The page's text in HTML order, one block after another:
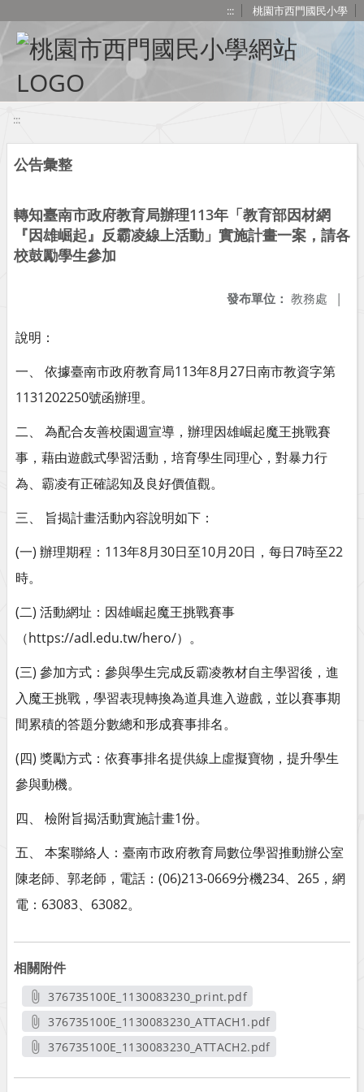
::: 桃園市西門國民小學
:::
公告彙整
轉知臺南市政府教育局辦理113年「教育部因材網
『因雄崛起』反霸凌線上活動」實施計畫一案，請各
校鼓勵學生參加
發布單位： 教務處 |
說明：
一、 依據臺南市政府教育局113年8月27日南市教資字第
1131202250號函辦理。
二、 為配合友善校園週宣導，辦理因雄崛起魔王挑戰賽
事，藉由遊戲式學習活動，培育學生同理心，對暴力行
為、霸凌有正確認知及良好價值觀。
三、 旨揭計畫活動內容說明如下：
(一) 辦理期程：113年8月30日至10月20日，每日7時至22
時。
(二) 活動網址：因雄崛起魔王挑戰賽事
（https://adl.edu.tw/hero/）。
(三) 參加方式：參與學生完成反霸凌教材自主學習後，進
入魔王挑戰，學習表現轉換為道具進入遊戲，並以賽事期
間累積的答題分數總和形成賽事排名。
(四) 獎勵方式：依賽事排名提供線上虛擬寶物，提升學生
參與動機。
四、 檢附旨揭活動實施計畫1份。
五、 本案聯絡人：臺南市政府教育局數位學習推動辦公室
陳老師、郭老師，電話：(06)213-0669分機234、265，網
電：63083、63082。
相關附件
376735100E_1130083230_print.pdf
另開新視窗
376735100E_1130083230_ATTACH1.pdf
另開新視窗
376735100E_1130083230_ATTACH2.pdf